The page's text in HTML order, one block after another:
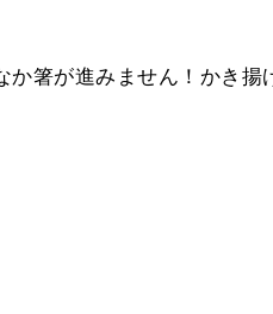
箸が進みません！かき揚